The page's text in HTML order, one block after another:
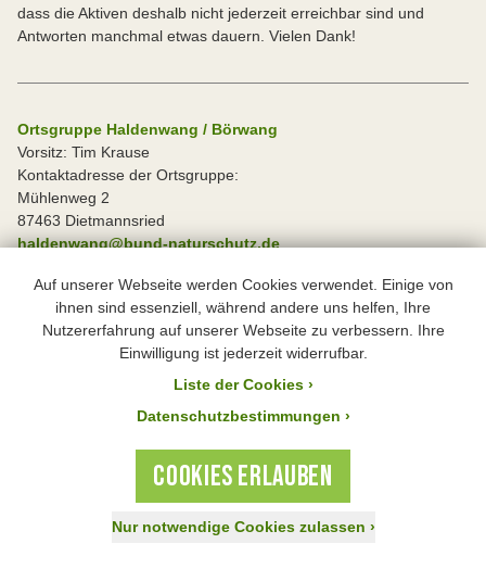
Auf unserer Webseite werden Cookies verwendet. Einige von
ihnen sind essenziell, während andere uns helfen, Ihre
Nutzererfahrung auf unserer Webseite zu verbessern. Ihre
Einwilligung ist jederzeit widerrufbar.
Liste der Cookies ›
Datenschutzbestimmungen ›
COOKIES ERLAUBEN
Nur notwendige Cookies zulassen ›
dass die Aktiven deshalb nicht jederzeit erreichbar sind und
Antworten manchmal etwas dauern. Vielen Dank!
Ortsgruppe Haldenwang / Börwang
Vorsitz: Tim Krause
Kontaktadresse der Ortsgruppe:
Mühlenweg 2
87463 Dietmannsried
haldenwang@bund-naturschutz.de
Ortsgruppe Immenstadt
Vorsitz: Wolfgang Kaufhold
Kontaktadresse der Ortsgruppe:
immenstadt@bund-naturschutz.de
Ortsgruppe Kempten
Kontaktadresse der Ortsgruppe: